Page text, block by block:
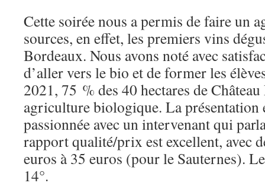
Cette soirée nous a permis de faire un
sources, en effet, les premiers vins
Bordeaux. Nous avons noté avec
d’aller vers le bio et de former les
2021, 75 % des 40 hectares de
agriculture biologique. La présentation
passionnée avec un intervenant qui
rapport qualité/prix est excellent, avec
euros à 35 euros (pour le Sauternes).
14°.